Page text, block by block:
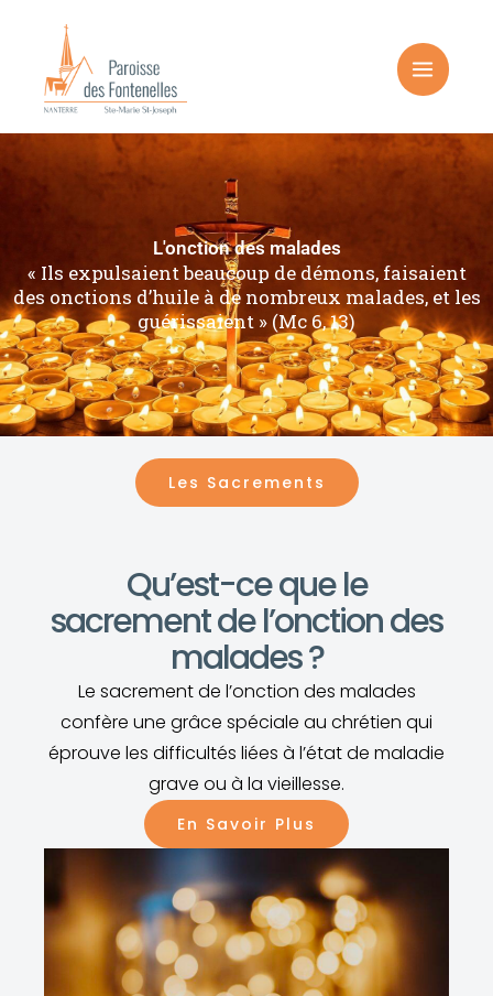
contenu
L'onction des malades
« Ils expulsaient beaucoup de démons, faisaient
des onctions d’huile à de nombreux malades, et les
guérissaient » (Mc 6, 13)
Les Sacrements
Qu’est-ce que le
sacrement de l’onction des
malades ?
Le sacrement de l’onction des malades
confère une grâce spéciale au chrétien qui
éprouve les difficultés liées à l’état de maladie
grave ou à la vieillesse.
En Savoir Plus